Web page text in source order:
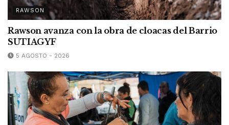
RAWSON
Rawson avanza con la obra de cloacas del Barrio
SUTIAGYF
5 AGOSTO - 2026